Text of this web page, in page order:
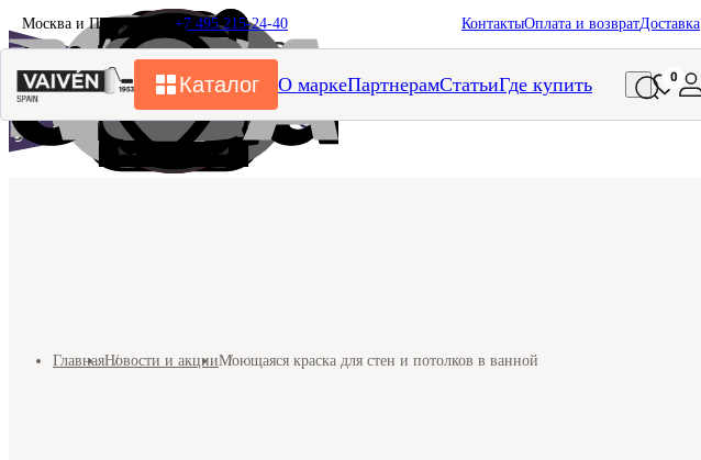
Москва и Подмосковье +7 495 215-24-40 КонтактыОплата и возвратДоставка
Каталог О маркеПартнерамСтатьиГде купить 0
ГлавнаяНовости и акцииМоющаяся краска для стен и потолков в ванной